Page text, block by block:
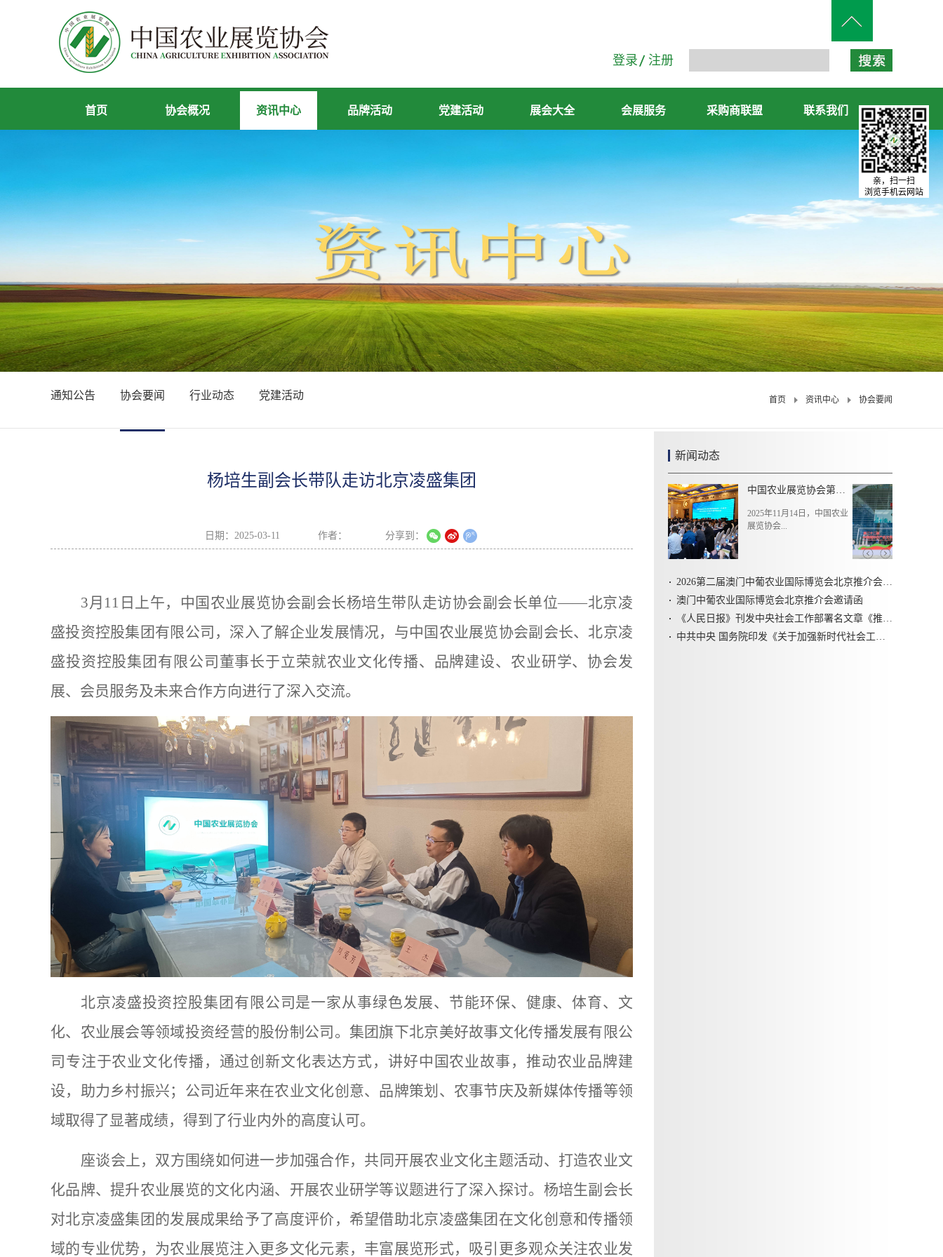
登录 注册
首页 协会概况 资讯中心 品牌活动 党建活动 展会大全 会展服务 采购商联盟 联系我们
通知公告 协会要闻 行业动态 党建活动 首页 资讯中心 协会要闻
杨培生副会长带队走访北京凌盛集团
日期： 2025-03-11 作者： 分享到：
3月11日上午，中国农业展览协会副 会长杨培生带 队走访协会副会长单位——北京凌
盛投资控股集团有限公司， 深入了解企业发展情况， 与中国农业展览协会副会长、北京凌
盛投资控股集团有限公司董事长于立荣就农业文化传播、品牌建设、农业研学、协会发
展、会员服务及未来合作方向进行了深入交流。
北京凌盛投资控股集团有限公司是一家从事绿色发展、节能环保、健康、体育、文
化、 农业展会等领域投资经营的股份制公司 。集团旗下北京美好故事文化传播发展有限公
司专注于农业文化传播，通过创新文化表达方式，讲好中国农业故事，推动农业品牌建
设，助力乡村振兴； 公司近年来在农业文化创意、品牌策划 、农事节庆及新媒体传播等领
域取得了显著成绩，得到了行业内外的高度认可。
座谈会上，双方围绕如何进一步加强合作，共同开展农业文化主题活动、打造农业文
化品牌、提升农业展览的文化内涵、开展农业研学等议题进行了深入探讨。杨培生副会长
对北京凌盛集团的发展成果给予了高度评价，希望借助北京凌盛集团在文化创意和传播领
域的专业优势，为农业展览注入更多文化元素，丰富展览形式，吸引更多观众关注农业发
新闻动态
现场销售额超1亿元，达成意向合作达8500多项！第二十二届中国国际农产品交易会在天津闭幕
农业农村部主办的第二十二
届中国国际农产品...
2026第二届澳门中葡农业国际博览会北京推介会圆满召开
澳门中葡农业国际博览会北京推介会邀请函
《人民日报》刊发中央社会工作部署名文章《推动新时代社会工作高质量发展 坚定不移走中国特色社会主义社会治理之路》
中共中央 国务院印发《关于加强新时代社会工作的意见》
亲，扫一扫
浏览手机云网站